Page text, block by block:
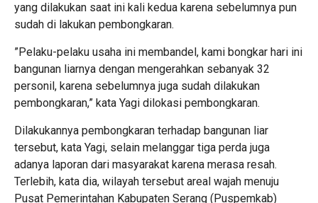
yang dilakukan saat ini kali kedua karena sebelumnya pun
sudah di lakukan pembongkaran.
”Pelaku-pelaku usaha ini membandel, kami bongkar hari ini
bangunan liarnya dengan mengerahkan sebanyak 32
personil, karena sebelumnya juga sudah dilakukan
pembongkaran,” kata Yagi dilokasi pembongkaran.
Dilakukannya pembongkaran terhadap bangunan liar
tersebut, kata Yagi, selain melanggar tiga perda juga
adanya laporan dari masyarakat karena merasa resah.
Terlebih, kata dia, wilayah tersebut areal wajah menuju
Pusat Pemerintahan Kabupaten Serang (Puspemkab)